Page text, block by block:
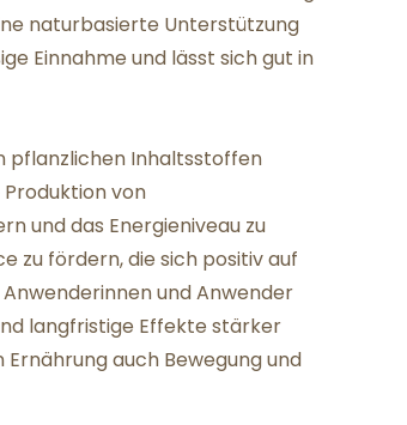
naturbasierte Unterstützung
Einnahme und lässt sich gut in
pflanzlichen Inhaltsstoffen
von
und das Energieniveau zu
zu fördern, die sich positiv auf
und Anwender
langfristige Effekte stärker
auch Bewegung und